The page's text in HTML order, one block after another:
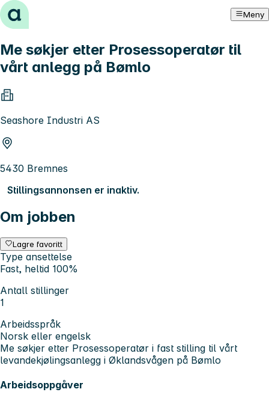
Hopp til innhold Meny
Me søkjer etter Prosessoperatør til
vårt anlegg på Bømlo
Seashore Industri AS
5430 Bremnes
Stillingsannonsen er inaktiv.
Om jobben
Lagre favoritt
Type ansettelse
Fast, heltid 100%
Antall stillinger
1
Arbeidsspråk
Norsk eller engelsk
Me søkjer etter Prosessoperatør i fast stilling til vårt
levandekjølingsanlegg i Øklandsvågen på Bømlo
Arbeidsoppgåver